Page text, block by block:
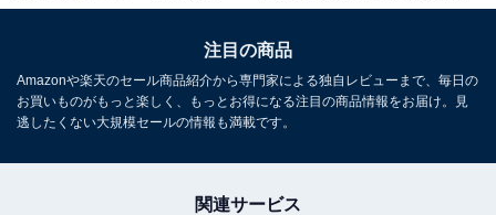
注目の商品
Amazonや楽天のセール商品紹介から専門家による独自レビューまで、毎日の
お買いものがもっと楽しく、もっとお得になる注目の商品情報をお届け。見
逃したくない大規模セールの情報も満載です。
関連サービス